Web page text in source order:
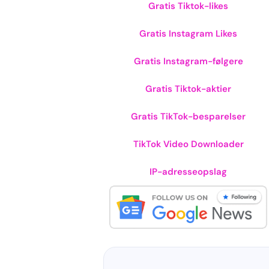
Gratis Tiktok-likes
Gratis Instagram Likes
Gratis Instagram-følgere
Gratis Tiktok-aktier
Gratis TikTok-besparelser
TikTok Video Downloader
IP-adresseopslag